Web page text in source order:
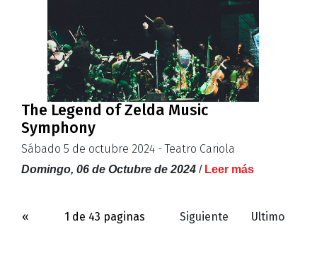
The Legend of Zelda Music
Symphony
Sábado 5 de octubre 2024 - Teatro Cariola
Domingo, 06 de Octubre de 2024 / Leer más
« 1 de 43 paginas Siguiente Ultimo